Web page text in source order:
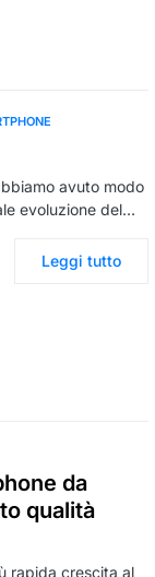
avuto modo
evoluzione del…
Leggi tutto
da
qualità
rapida crescita al